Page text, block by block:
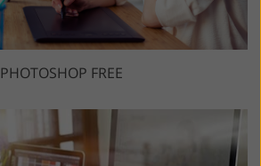
PHOTOSHOP FREE